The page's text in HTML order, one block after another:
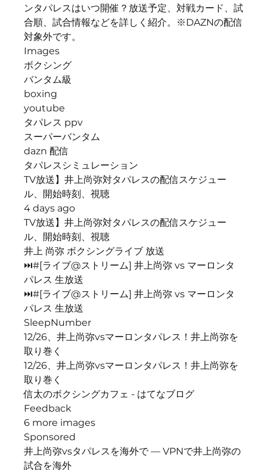
ンタパレスはいつ開催？放送予定、対戦カード、試
合順、試合情報などを詳しく紹介。※DAZNの配信
対象外です。
Images
ボクシング
バンタム級
boxing
youtube
タパレス ppv
スーパーバンタム
dazn 配信
タパレスシミュレーション
TV放送】井上尚弥対タパレスの配信スケジュー
ル、開始時刻、視聴
4 days ago
TV放送】井上尚弥対タパレスの配信スケジュー
ル、開始時刻、視聴
井上 尚弥 ボクシングライブ 放送
⏭#[ライブ@ストリーム] 井上尚弥 vs マーロンタ
パレス 生放送
⏭#[ライブ@ストリーム] 井上尚弥 vs マーロンタ
パレス 生放送
SleepNumber
12/26、井上尚弥vsマーロンタパレス！井上尚弥を
取り巻く
12/26、井上尚弥vsマーロンタパレス！井上尚弥を
取り巻く
信太のボクシングカフェ - はてなブログ
Feedback
6 more images
Sponsored
井上尚弥vsタパレスを海外で — VPNで井上尚弥の
試合を海外